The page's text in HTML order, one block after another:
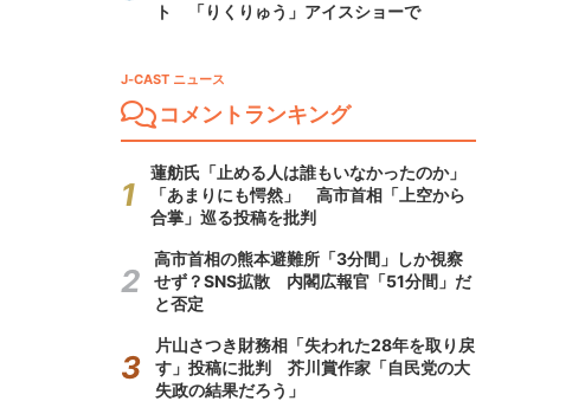
ト 「りくりゅう」アイスショーで
J-CAST ニュース
コメントランキング
蓮舫氏「止める人は誰もいなかったのか」
「あまりにも愕然」 高市首相「上空から
合掌」巡る投稿を批判
高市首相の熊本避難所「3分間」しか視察
せず？SNS拡散 内閣広報官「51分間」だ
と否定
片山さつき財務相「失われた28年を取り戻
す」投稿に批判 芥川賞作家「自民党の大
失政の結果だろう」